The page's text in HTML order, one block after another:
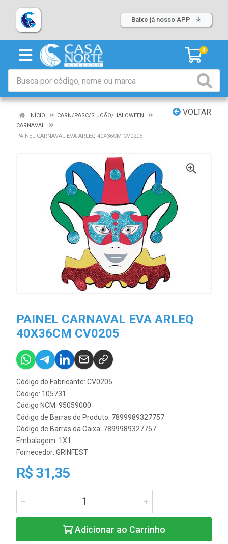
Baixe já nosso APP
0
VOLTAR
INÍCIO
CARN/PASC/S.JOÃO/HALOWEEN
CARNAVAL
PAINEL CARNAVAL EVA ARLEQ 40X36CM CV0205
PAINEL CARNAVAL EVA ARLEQ
40X36CM CV0205
Código do Fabricante: CV0205
Código: 105731
Código NCM: 95059000
Código de Barras do Produto: 7899989327757
Código de Barras da Caixa: 7899989327757
Embalagem: 1X1
Fornecedor: GRINFEST
R$ 31,35
Adicionar ao Carrinho